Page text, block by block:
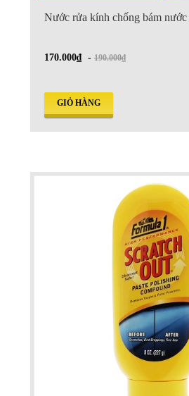
Nước rửa kính chống bám
170.000₫ - 190.000₫
GIỎ HÀNG